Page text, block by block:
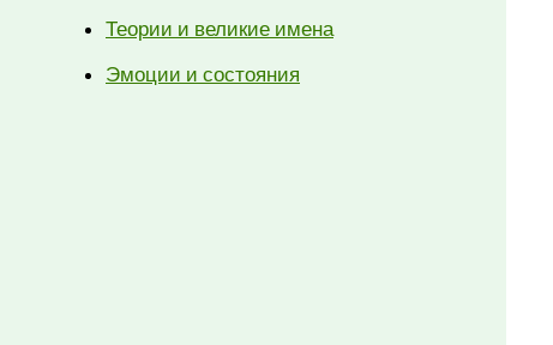
Теории и великие имена
Эмоции и состояния